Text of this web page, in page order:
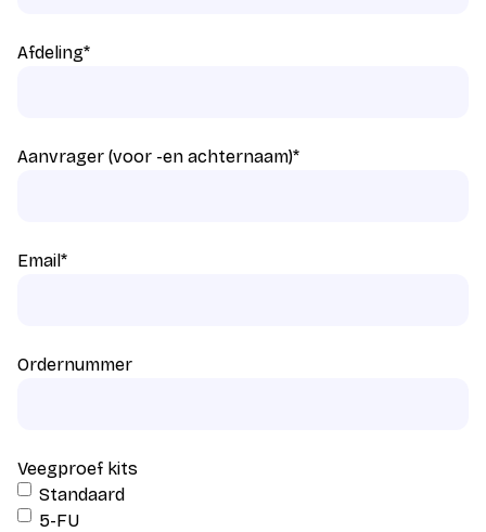
Afdeling*
Aanvrager (voor -en achternaam)*
Email*
Ordernummer
Veegproef kits
Standaard
5-FU